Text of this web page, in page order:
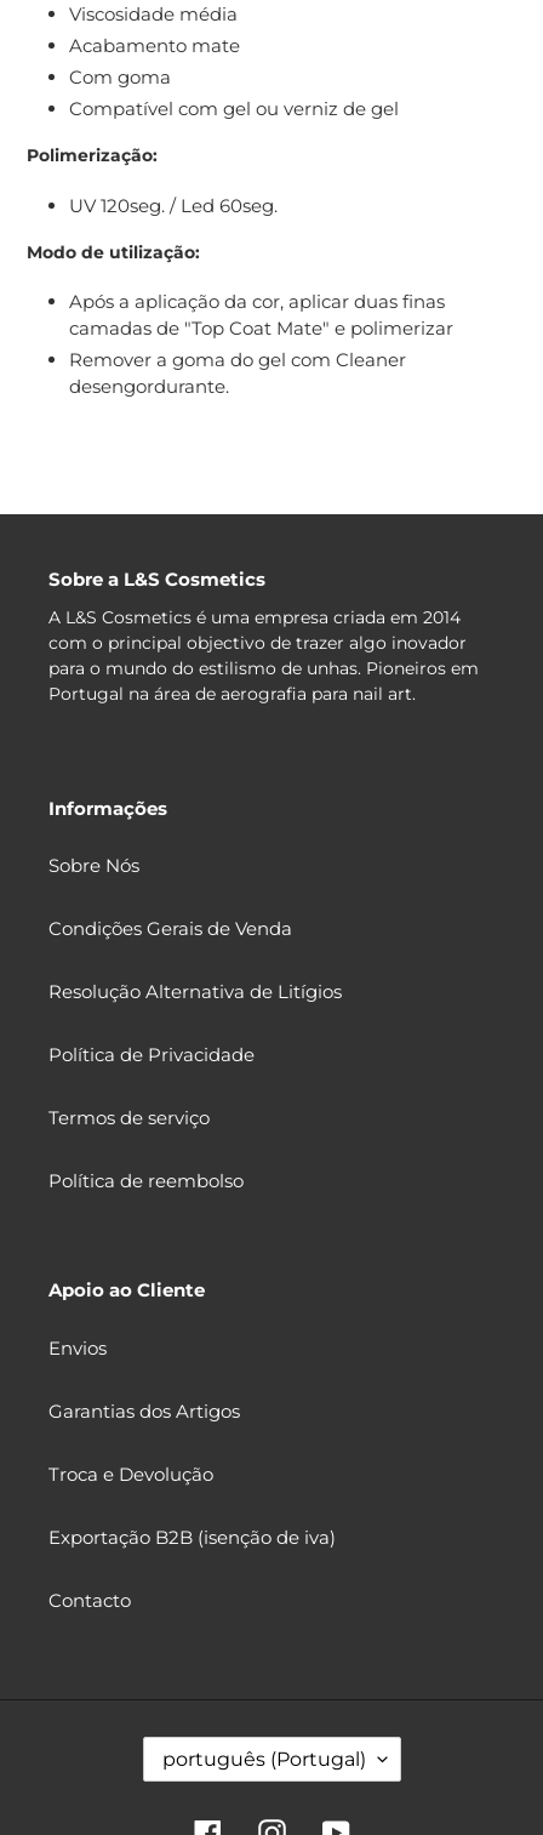
carrinho
Viscosidade média
Acabamento mate
Com goma
Compatível com gel ou verniz de gel
Polimerização:
UV 120seg. / Led 60seg.
Modo de utilização:
Após a aplicação da cor, aplicar duas finas
camadas de "Top Coat Mate" e polimerizar
Remover a goma do gel com Cleaner
desengordurante.
Sobre a L&S Cosmetics
A L&S Cosmetics é uma empresa criada em 2014
com o principal objectivo de trazer algo inovador
para o mundo do estilismo de unhas. Pioneiros em
Portugal na área de aerografia para nail art.
Informações
Sobre Nós
Condições Gerais de Venda
Resolução Alternativa de Litígios
Política de Privacidade
Termos de serviço
Política de reembolso
Apoio ao Cliente
Envios
Garantias dos Artigos
Troca e Devolução
Exportação B2B (isenção de iva)
Contacto
português (Portugal)
FacebookInstagramYouTube